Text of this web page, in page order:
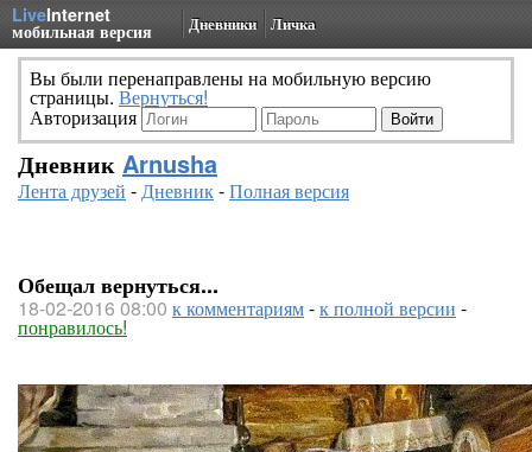
LiveInternet
мобильная версия Дневники Личка
Вы были перенаправлены на мобильную версию
страницы. Вернуться!
Авторизация
Дневник Arnusha
Лента друзей -Дневник-Полная версия
Обещал вернуться...
18-02-2016 08:00 к комментариям-к полной версии -
понравилось!